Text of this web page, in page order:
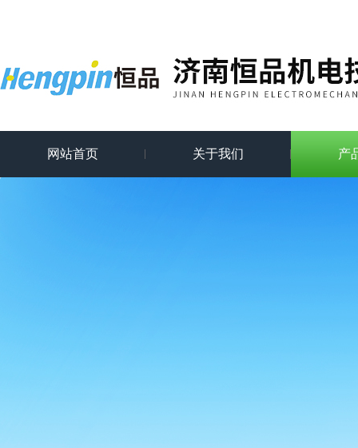
网站首页 关于我们 产